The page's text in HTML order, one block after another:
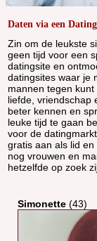
Daten via een
Zin om de leukste
geen tijd voor een
datingsite en
datingsites waar je
mannen tegen
liefde, vriendschap
beter kennen en
leuke tijd te gaan
voor de
gratis aan als lid
nog vrouwen en
hetzelfde op zoek
Simonette (43)